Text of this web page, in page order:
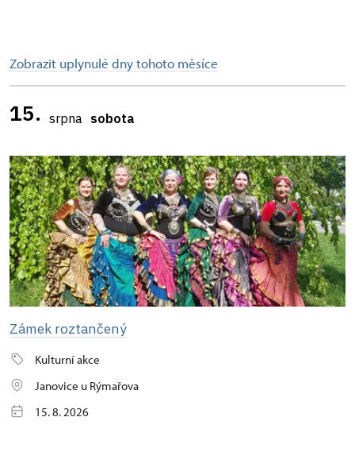
Zobrazit uplynulé dny tohoto měsíce
15. srpna sobota
Zámek roztančený
Kulturní akce
Janovice u Rýmařova
15. 8. 2026